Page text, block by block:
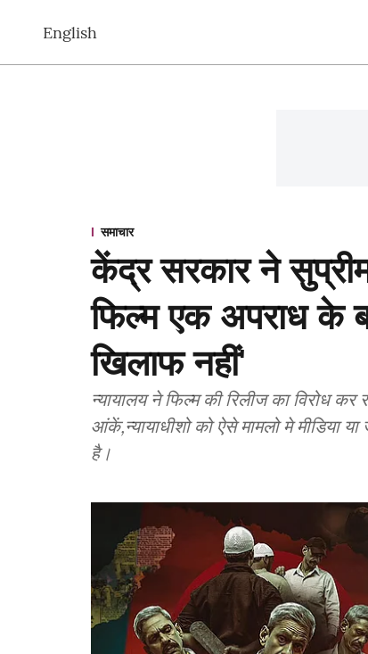
English
समाचार
केंद्र सरकार ने
फिल्म एक अपराध के
खिलाफ नहीं'
न्यायालय ने फिल्म की रिलीज का विरोध
आंकें,न्यायाधीशो को ऐसे मामलो मे मीडिया
है।